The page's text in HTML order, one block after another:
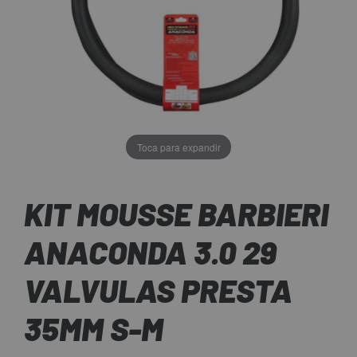
Toca para expandir
KIT MOUSSE BARBIERI
ANACONDA 3.0 29
VALVULAS PRESTA
35MM S-M